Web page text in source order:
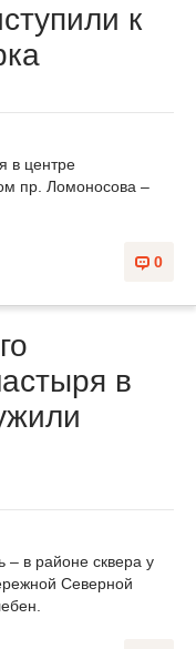
к
в центре
пр. Ломоносова –
0
в
– в районе сквера у
Северной